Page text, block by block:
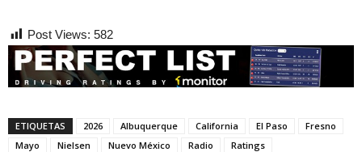
Post Views: 582
ETIQUETAS 2026 Albuquerque California El Paso
Fresno
Mayo
Nielsen Nuevo México Radio
Ratings